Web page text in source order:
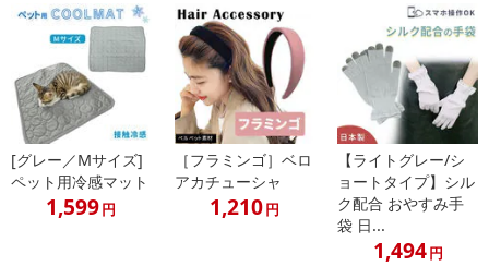
・靴に合わせてサイズ調整可能
つま先が0.5センチ刻みの切り取りガイドライン付き。お子様の靴に
合わせてサイズ調節が可能です。
・原産国（最終加工地）：中国
・原材料/材質/素材：（表）綿 （裏）ポリエステル
・商品カラー：ブルー
・商品サイズ：（約）長さ17.5センチ×幅6.5センチ
[グレー／Mサイズ]
ペット用冷感マット
1,599円
［フラミンゴ］ベロ
アカチューシャ
1,210円
【ライトグレー/シ
ョートタイプ】シル
ク配合 おやすみ手
袋 日...
1,494円